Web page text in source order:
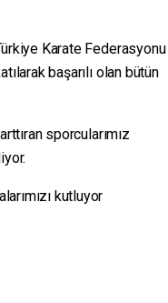
Karate Federasyonu
başarılı olan bütün
sporcularımız
kutluyor